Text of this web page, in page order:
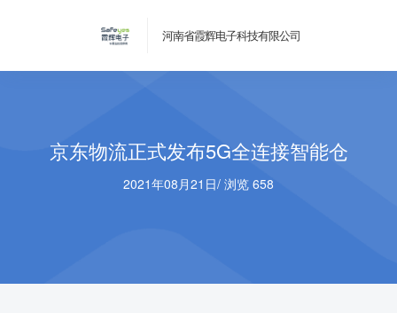
河南省霞辉电子科技有限公司
京东物流正式发布5G全连接智能仓
2021年08月21日/ 浏览 658